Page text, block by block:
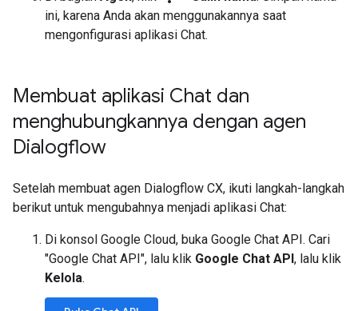
ini, karena Anda akan menggunakannya saat
mengonfigurasi aplikasi Chat.
Membuat aplikasi Chat dan
menghubungkannya dengan agen
Dialogflow
Setelah membuat agen Dialogflow CX, ikuti langkah-langkah
berikut untuk mengubahnya menjadi aplikasi Chat:
Di konsol Google Cloud, buka Google Chat API. Cari
"Google Chat API", lalu klik Google Chat API, lalu klik
Kelola.